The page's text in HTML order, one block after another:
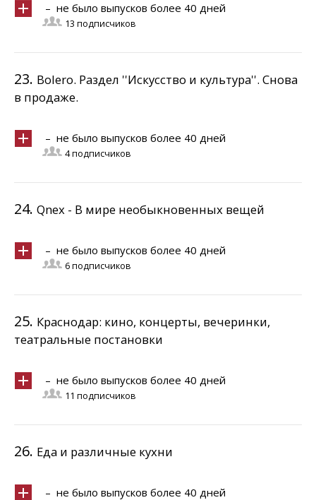
– не было выпусков более 40 дней
13 подписчиков
23. Bolero. Раздел ''Искусство и культура''. Снова
в продаже.
– не было выпусков более 40 дней
4 подписчиков
24. Qnex - В мире необыкновенных вещей
– не было выпусков более 40 дней
6 подписчиков
25. Краснодар: кино, концерты, вечеринки,
театральные постановки
– не было выпусков более 40 дней
11 подписчиков
26. Еда и различные кухни
– не было выпусков более 40 дней